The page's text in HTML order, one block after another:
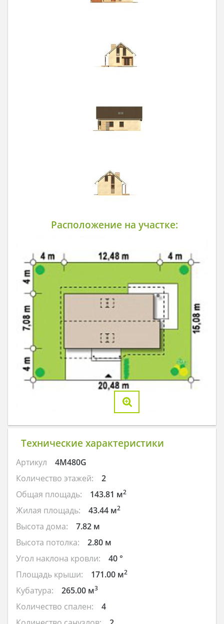
Расположение на участке:
Технические характеристики
Артикул
4M480G
Количество этажей:
2
Общая площадь:
143.81 м2
Жилая площадь: 43.44 м2
Высота дома:
7.82 м
Высота потолка:
2.80 м
Угол наклона кровли:
40 °
Площадь крыши:
171.00 м2
Кубатура: 265.00 м3
Количество спален:
4